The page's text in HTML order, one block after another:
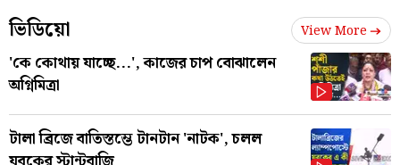
ভিডিয়ো View More
'কে কোথায় যাচ্ছে...', কাজের চাপ বোঝালেন
অগ্নিমিত্রা
টালা ব্রিজে বাতিস্তম্ভে টানটান 'নাটক', চলল